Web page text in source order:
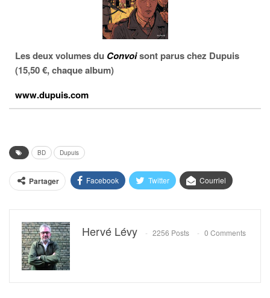
Les deux volumes du Convoisont parus chez Dupuis
(15,50 €, chaque album)
www.dupuis.com
BD Dupuis
Partager Facebook Twitter Courriel
Hervé Lévy 2256 Posts 0 Comments